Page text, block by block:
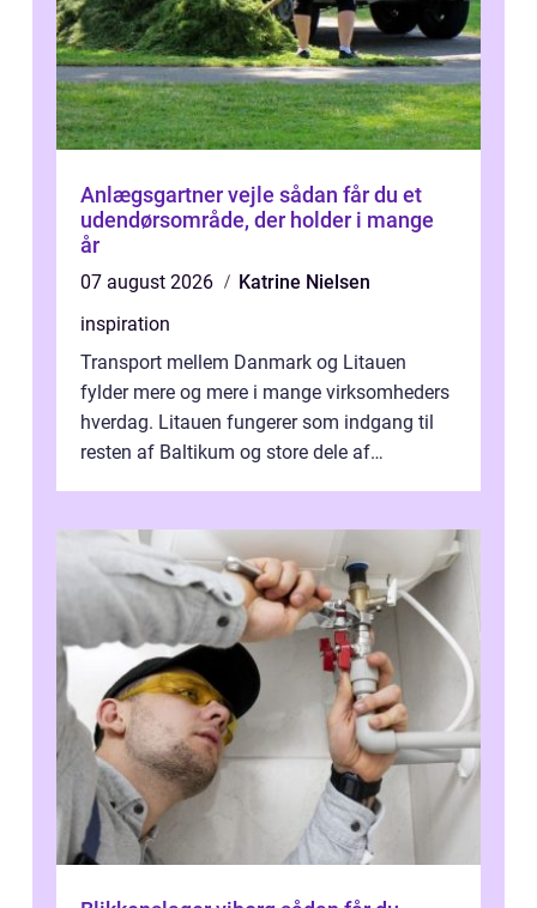
Anlægsgartner vejle sådan får du et
udendørsområde, der holder i mange
år
07 august 2026
Katrine Nielsen
inspiration
Transport mellem Danmark og Litauen
fylder mere og mere i mange virksomheders
hverdag. Litauen fungerer som indgang til
resten af Baltikum og store dele af